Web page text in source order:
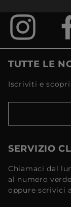
TUTTE LE
Iscriviti e
SERVIZIO
Chiamaci dal
al numero
oppure scrivici